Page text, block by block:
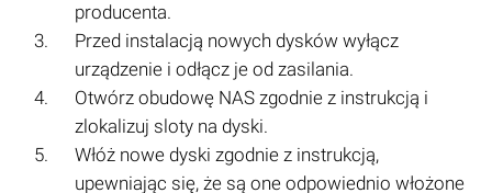
producenta.
Przed instalacją nowych dysków wyłącz
urządzenie i odłącz je od zasilania.
Otwórz obudowę NAS zgodnie z instrukcją i
zlokalizuj sloty na dyski.
Włóż nowe dyski zgodnie z instrukcją,
upewniając się, że są one odpowiednio włożone